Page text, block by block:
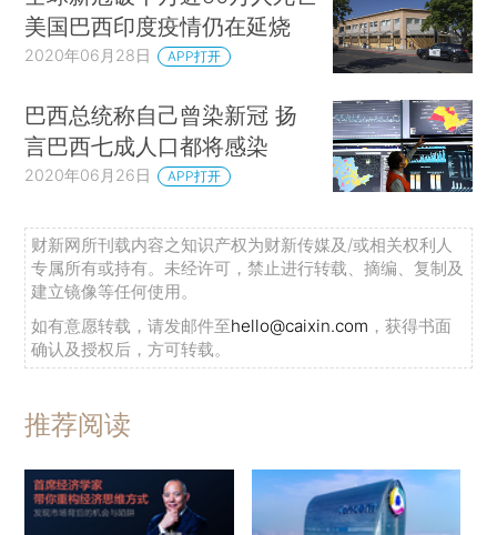
美国巴西印度疫情仍在延烧
2020年06月28日 APP打开
巴西总统称自己曾染新冠 扬
言巴西七成人口都将感染
2020年06月26日 APP打开
财新网所刊载内容之知识产权为财新传媒及/或相关权利人
专属所有或持有。未经许可，禁止进行转载、摘编、复制及
建立镜像等任何使用。
如有意愿转载，请发邮件至hello@caixin.com ，获得书面
确认及授权后，方可转载。
推荐阅读